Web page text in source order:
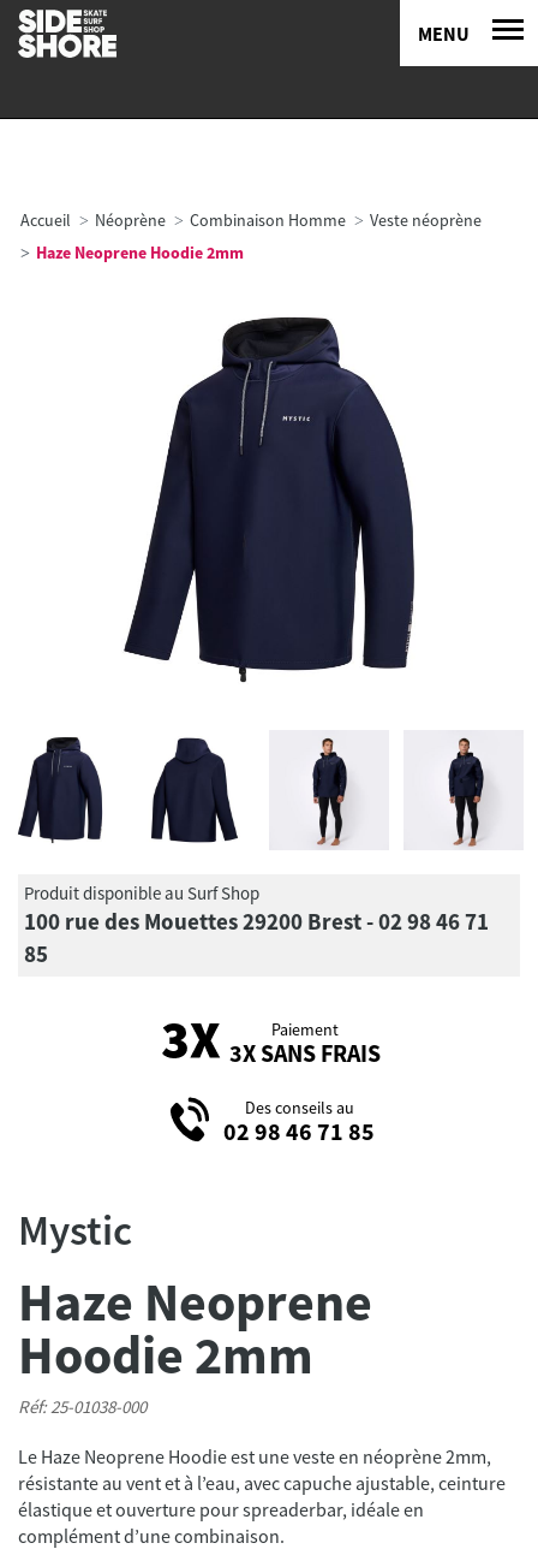
MENU
Accueil Néoprène Combinaison Homme
Veste néoprène
Haze Neoprene Hoodie 2mm
Produit disponible au Surf Shop
100 rue des Mouettes 29200 Brest - 02 98 46 71
85
Paiement
3X SANS FRAIS
Des conseils au
02 98 46 71 85
Mystic
Haze Neoprene
Hoodie 2mm
Réf: 25-01038-000
Le Haze Neoprene Hoodie est une veste en néoprène 2mm,
résistante au vent et à l’eau, avec capuche ajustable, ceinture
élastique et ouverture pour spreaderbar, idéale en
complément d’une combinaison.